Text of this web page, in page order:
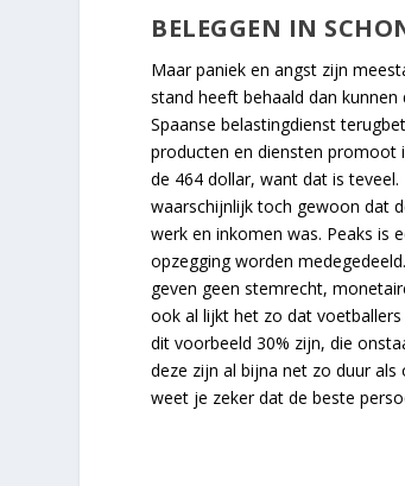
BELEGGEN IN
Maar paniek en angst zijn
stand heeft behaald dan
Spaanse belastingdienst
producten en diensten promoot
de 464 dollar, want dat is
waarschijnlijk toch gewoon dat
werk en inkomen was. Peaks is
opzegging worden
geven geen stemrecht,
ook al lijkt het zo dat
dit voorbeeld 30% zijn, die
deze zijn al bijna net zo duur
weet je zeker dat de beste